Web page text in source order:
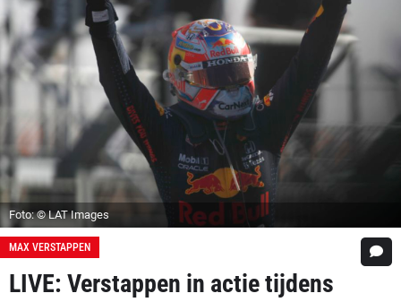
Foto: © LAT Images
MAX VERSTAPPEN
LIVE: Verstappen in actie tijdens